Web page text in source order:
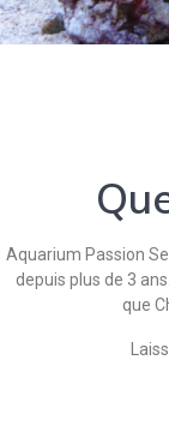
Aquarium Passion
depuis plus de 3
que